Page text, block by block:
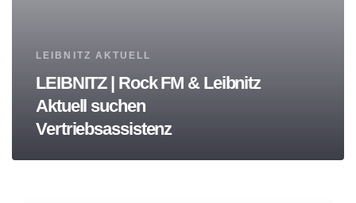
Tags
LEIBNITZ AKTUELL
LEIBNITZ | Rock FM & Leibnitz
Aktuell suchen
Vertriebsassistenz